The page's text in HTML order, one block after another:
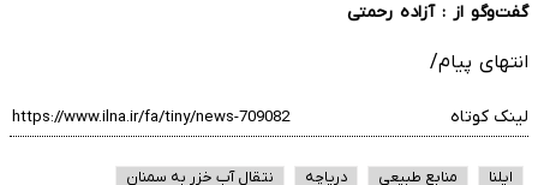
گفت‌وگو از : آزاده رحمتی
انتهای پیام/
لینک کوتاه
ایلنا منابع طبیعی دریاچه نتقال آب خزر به سمنان